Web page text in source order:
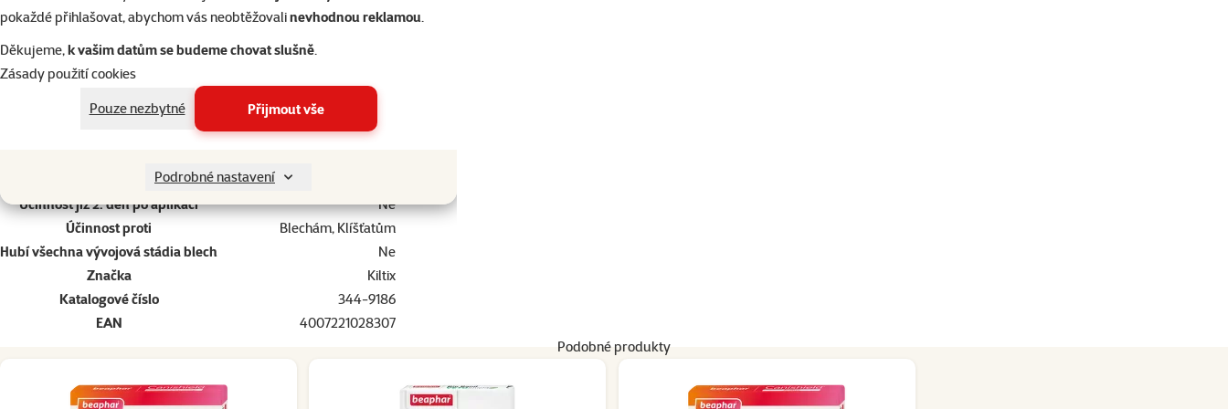
pokaždé přihlašovat, abychom vás neobtěžovalinevhodnou reklamou.
Děkujeme,k vašim datům se budeme chovat slušně.
Zásady použití cookies
Pouze nezbytné
Přijmout vše
Podrobné nastavení
Stáří psa
Štěně, Dospělý, Senior
Druh antiparazitika
Domácnost s malými dětmi
Voděodolný
Dlouhodobá (více jak 5 týdnů)
Účinnost již 2. den po aplikaci
Ne
Účinnost proti
Blechám, Klíšťatům
Hubí všechna vývojová stádia blech
Ne
Značka
Kiltix
Katalogové číslo
344-9186
EAN
4007221028307
Podobné produkty